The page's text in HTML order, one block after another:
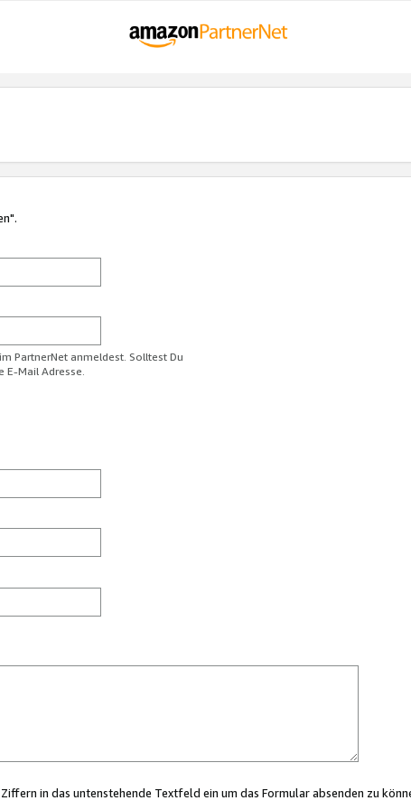
PartnerNet anmeldest. Solltest Du
E-Mail Adresse.
in das untenstehende Textfeld ein um das Formular absenden zu